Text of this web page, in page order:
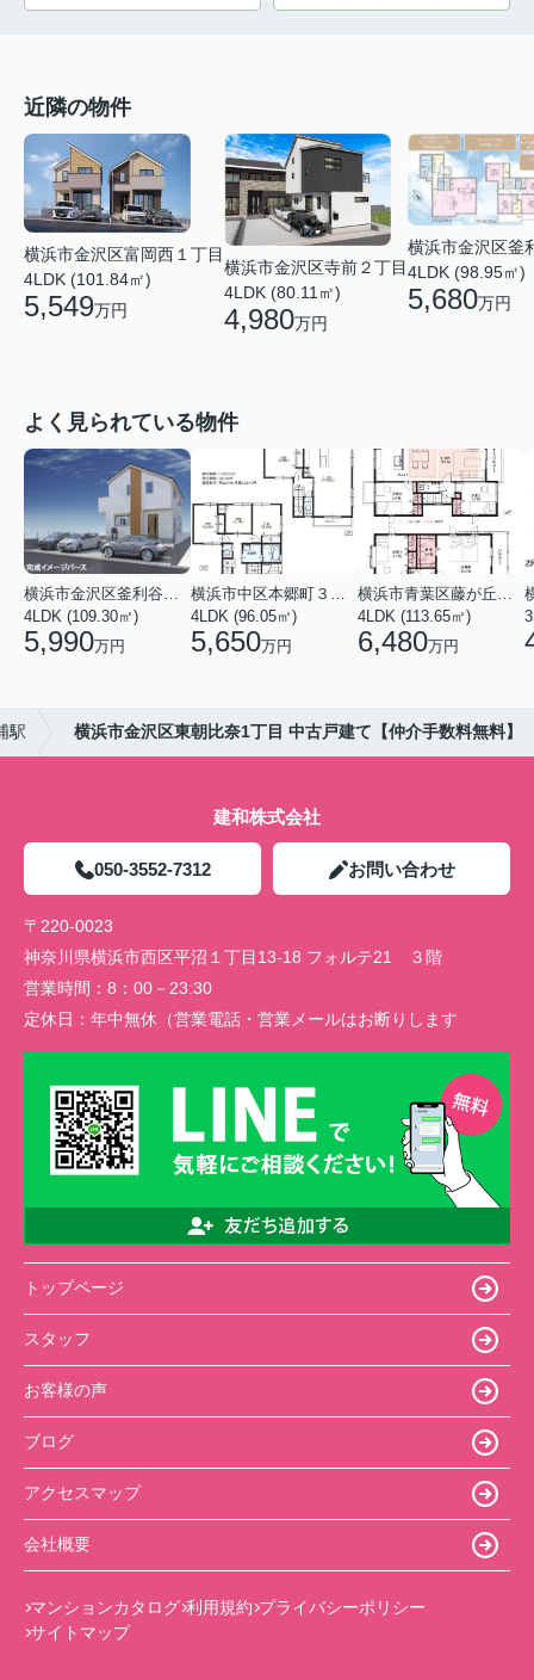
近隣の物件
横浜市金沢区富岡西１丁目
4LDK (101.84㎡)
5,549万円
横浜市金沢区寺前２丁目
4LDK (80.11㎡)
4,980万円
横浜市金沢区釜
4LDK (98.95㎡)
5,680万円
よく見られている物件
横浜市金沢区釜利谷東４丁目
4LDK (109.30㎡)
5,990万円
横浜市中区本郷町３丁目
4LDK (96.05㎡)
5,650万円
横浜市青葉区藤が丘１丁目
4LDK (113.65㎡)
6,480万円
駅 横浜市金沢区東朝比奈1丁目 中古戸建て【仲介手数料無料】
建和株式会社
050-3552-7312 お問い合わせ
〒220-0023
神奈川県横浜市西区平沼１丁目13-18 フォルテ21 ３階
営業時間： 8：00－23:30
定休日： 年中無休（営業電話・営業メールはお断りします
トップページ
スタッフ
お客様の声
ブログ
アクセスマップ
会社概要
マンションカタログ 利用規約 プライバシーポリシー
サイトマップ